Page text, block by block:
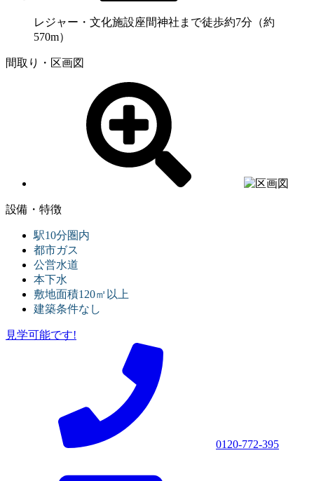
レジャー・文化施設座間神社まで徒歩約7分（約
570m）
間取り・区画図
設備・特徴
駅10分圏内
都市ガス
公営水道
本下水
敷地面積120㎡以上
建築条件なし
見学可能です!
0120-772-395